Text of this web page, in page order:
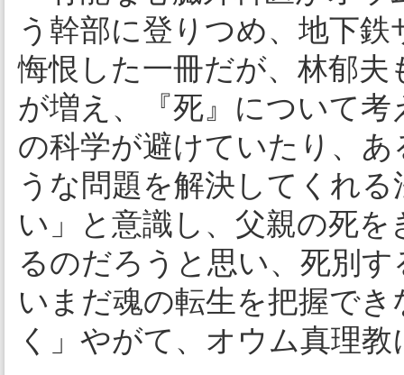
う幹部に登りつめ、地下
悔恨した一冊だが、林郁
が増え、『死』について
の科学が避けていたり、
うな問題を解決してくれ
い」と意識し、父親の死
るのだろうと思い、死別
いまだ魂の転生を把握で
く」やがて、オウム真理